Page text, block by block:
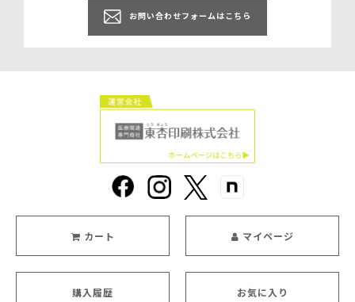
お問い合わせフォームはこちら
カート マイページ
購入履歴 お気に入り